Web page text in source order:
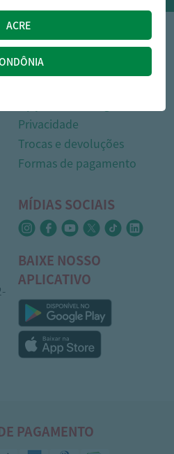
DÚVIDAS FREQUENTES
Privacidade
Trocas e devoluções
Formas de pagamento
MÍDIAS SOCIAIS
BAIXE NOSSO
APLICATIVO
PAGAMENTO